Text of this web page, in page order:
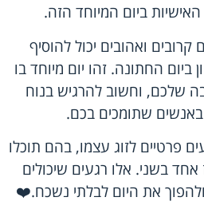
ביום המיוחד הזה.
ואהובים יכול להוסיף
החתונה. זהו יום מיוחד בו
שלכם, וחשוב להרגיש בנוח
באנשים שתומכים בכם.
פרטיים לזוג עצמו, בהם תוכלו
אחד בשני. אלו רגעים שיכולים
את היום לבלתי נשכח.❤️